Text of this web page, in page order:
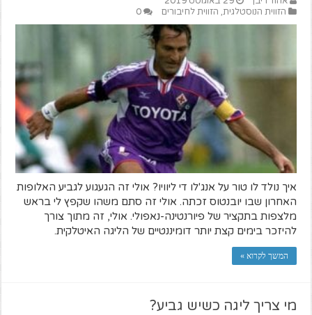
הזווית הנוסטלגית, הזווית לחיבורים 0
איך נולד לו טור על אנג'לו די ליוויו? אולי זה הגעגוע לגביע האלופות
האחרון שבו יובנטוס זכתה. אולי זה סתם משהו שקפץ לי בראש
מלצפות בתקציר של פיורנטינה-נאפולי. אולי, זה מתוך צורך
להיזכר בימים קצת יותר דומיננטיים של הליגה האיטלקית.
המשך לקרוא »
מי צריך ליגה כשיש גביע?